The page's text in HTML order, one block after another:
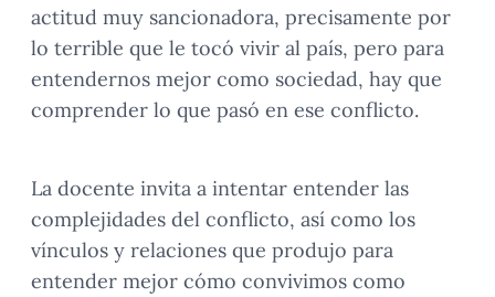
actitud muy sancionadora, precisamente por
lo terrible que le tocó vivir al país, pero para
entendernos mejor como sociedad, hay que
comprender lo que pasó en ese conflicto.
La docente invita a intentar entender las
complejidades del conflicto, así como los
vínculos y relaciones que produjo para
entender mejor cómo convivimos como